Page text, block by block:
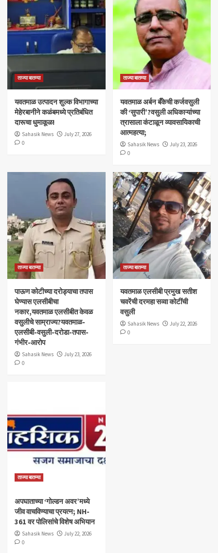
ताज्या बातम्या
यवतमाळ उत्पादन शुल्क विभागाच्या
मेहेरबानीने कळंबमध्ये प्रतिबंधित
दारूचा धुमाकूळ!
Sahasik News
July 27, 2026
0
ताज्या बातम्या
​यवतमाळ अर्बन बँकेची कर्जवसुली
की ‘सुपारी’?वसुली अधिकाऱ्यांच्या
त्रासाला कंटाळून व्यावसायिकाची
आत्महत्या;
Sahasik News
July 23, 2026
0
ताज्या बातम्या
पाऊण कोटीच्या दरोड्याचा तपास
घेण्यास एलसीबीचा
नकार,यवतमाळ एलसीबीत केवळ
वसुलीचे साम्राज्य?यवतमाळ-
एलसीबी-वसुली-दरोडा-तपास-
गंभीर-आरोप
Sahasik News
July 23, 2026
0
ताज्या बातम्या
यवतमाळ एलसीबी प्रमुख सतीश
चवरेंची दरमहा सव्वा कोटींची
वसुली
Sahasik News
July 22, 2026
0
ताज्या बातम्या
अपघाताच्या ‘गोल्डन अवर’मध्ये
जीव वाचविण्याचा प्रयत्न; NH-
361 वर पोलिसांचे विशेष अभियान
Sahasik News
July 22, 2026
0